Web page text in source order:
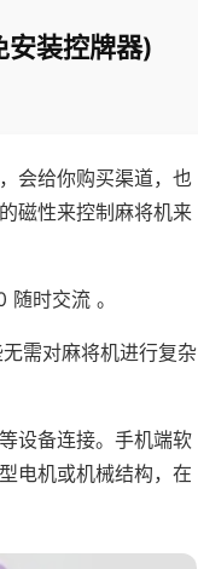
安装控牌器)
会给你购买渠道，也
磁性来控制麻将机来
时交流 。
需对麻将机进行复杂
设备连接。手机端软
电机或机械结构，在